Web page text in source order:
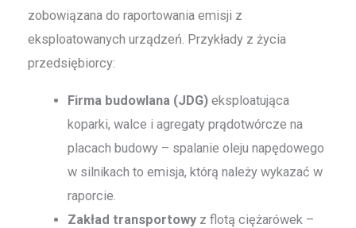
zobowiązana do raportowania emisji z
eksploatowanych urządzeń. Przykłady z życia
przedsiębiorcy:
Firma budowlana (JDG)eksploatująca
koparki, walce i agregaty prądotwórcze na
placach budowy – spalanie oleju napędowego
w silnikach to emisja, którą należy wykazać w
raporcie.
Zakład transportowyz flotą ciężarówek –